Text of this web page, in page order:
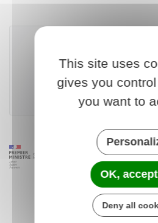
Télécharger le
Ministère chargé de
This site uses
gives you
you want to
OK, accept
Deny all